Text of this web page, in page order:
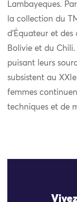
Lambayeques.
la collection du
d’Équateur et
Bolivie et du
puisant leurs
subsistent au
femmes
techniques et de